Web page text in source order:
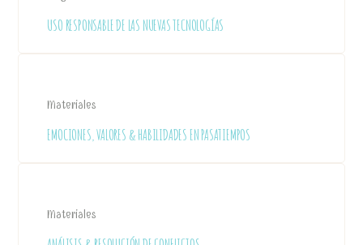
USO RESPONSABLE DE LAS NUEVAS TECNOLOGÍAS
Materiales
EMOCIONES, VALORES & HABILIDADES EN PASATIEMPOS
Materiales